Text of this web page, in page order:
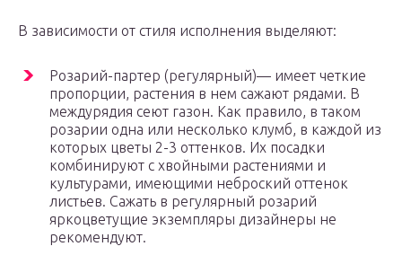
В зависимости от стиля исполнения выделяют:
Розарий-партер (регулярный)— имеет четкие
пропорции, растения в нем сажают рядами. В
междурядия сеют газон. Как правило, в таком
розарии одна или несколько клумб, в каждой из
которых цветы 2-3 оттенков. Их посадки
комбинируют с хвойными растениями и
культурами, имеющими неброский оттенок
листьев. Сажать в регулярный розарий
яркоцветущие экземпляры дизайнеры не
рекомендуют.